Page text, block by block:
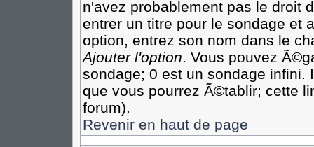
n'avez probablement pas le droit
entrer un titre pour le sondage et
option, entrez son nom dans le
Ajouter l'option. Vous pouvez
sondage; 0 est un sondage infini.
que vous pourrez Ã©tablir; cette
forum).
Revenir en haut de page